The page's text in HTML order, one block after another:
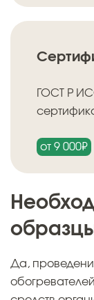
ГОСТ Р
от 9 000₽
Да,